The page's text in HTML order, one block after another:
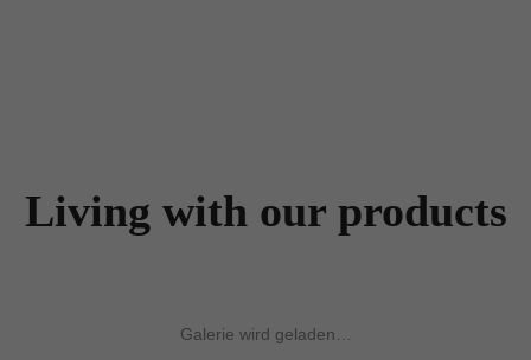
Living with our products
Galerie wird geladen…